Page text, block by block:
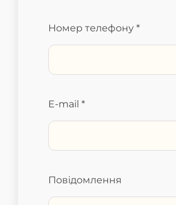
Номер телефону *
E-mail *
Повідомлення